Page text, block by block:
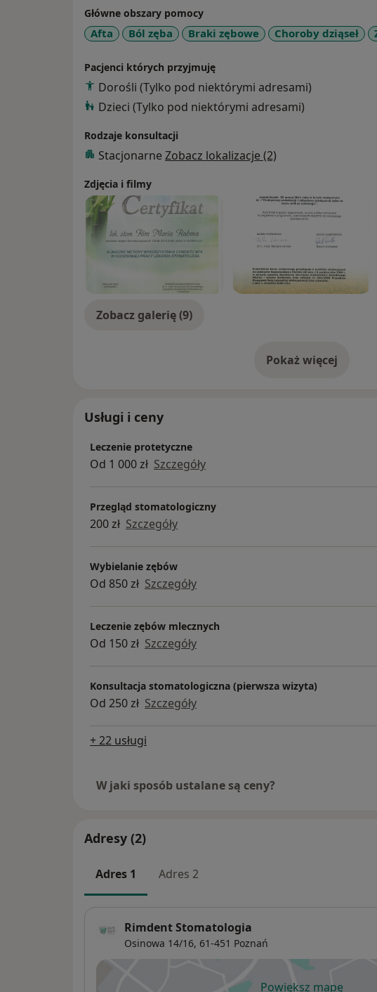
Główne obszary pomocy
Afta Ból zęba Braki zębowe Choroby dziąseł
Pacjenci których przyjmuję
Dorośli (Tylko pod niektórymi adresami)
Dzieci (Tylko pod niektórymi adresami)
Rodzaje konsultacji
Stacjonarne Zobacz lokalizacje (2)
Zdjęcia i filmy
Zobacz galerię (9)
Pokaż więcej
o
Usługi i ceny
Leczenie protetyczne
Od 1 000 zł Szczegóły
Przegląd stomatologiczny
200 zł Szczegóły
Wybielanie zębów
Od 850 zł Szczegóły
Leczenie zębów mlecznych
Od 150 zł Szczegóły
Konsultacja stomatologiczna (pierwsza wizyta)
Od 250 zł Szczegóły
+ 22 usługi
W jaki sposób ustalane są ceny?
Adresy (2)
Adres 1 Adres 2
Rimdent Stomatologia
Osinowa 14/16, 61-451 Poznań
Powiększ mapę